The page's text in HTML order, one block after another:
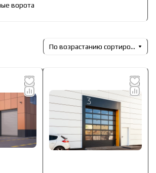
ворота
По возрастанию сортировки